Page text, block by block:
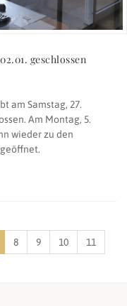
geschlossen
am Samstag, 27.
Am Montag, 5.
wieder zu den
8 9 10 11